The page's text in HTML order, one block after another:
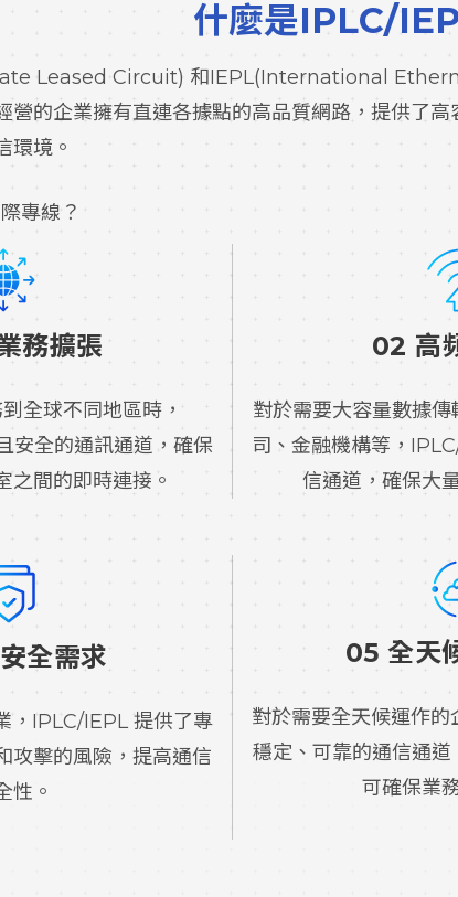
什麼是IPLC/
Leased Circuit) 和IEPL(International
營的企業擁有直連各據點的高品質網路，提供了
環境。
專線？
務擴張
全球不同地區時，
安全的通訊通道，確保
之間的即時連接。
02 高
對於需要大容量數據
司、金融機構等，
信通道，確保大
全需求
，IPLC/IEPL 提供了專
攻擊的風險，提高通信
性。
05 全天
對於需要全天候運作
穩定、可靠的通信通
可確保業